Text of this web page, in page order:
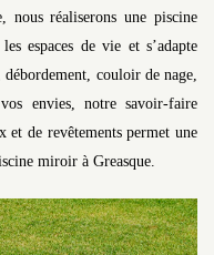
nous réaliserons une piscine
espaces de vie et s’adapte
couloir de nage,
envies, notre savoir-faire
et de revêtements permet une
miroir à Greasque.